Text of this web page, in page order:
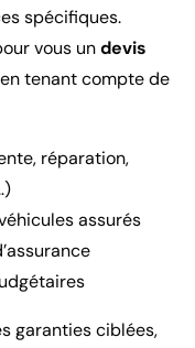
spécifiques.
vous undevis
tenant compte de
réparation,
assurés
garanties ciblées,